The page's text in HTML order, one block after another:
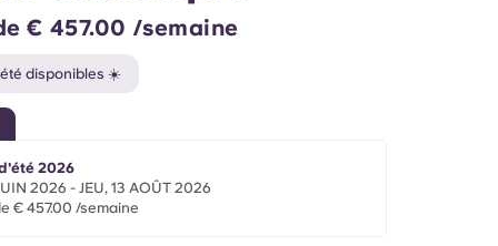
S'associer à Yugo
Entrer en contact
€ 457.00 /semaine
disponibles ☀️
2026
2026 - JEU, 13 AOÛT 2026
€ 457.00 /semaine